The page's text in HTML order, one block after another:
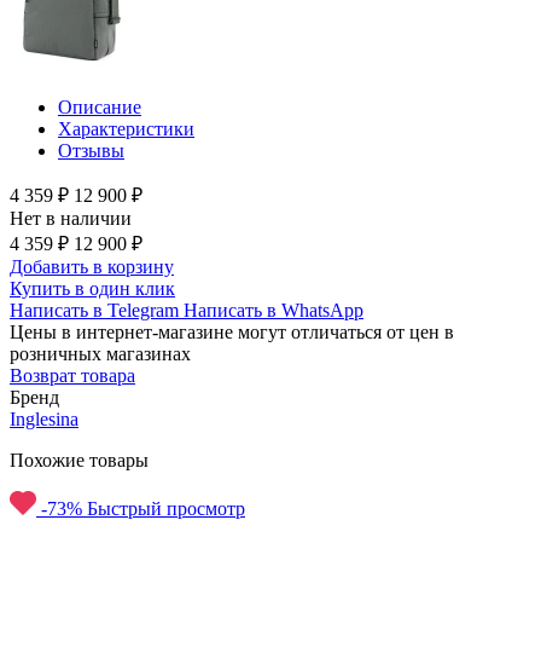
Описание
Характеристики
Отзывы
4 359 ₽ 12 900 ₽
Нет в наличии
4 359 ₽ 12 900 ₽
Добавить в корзину
Купить в один клик
Написать в Telegram Написать в WhatsApp
Цены в интернет-магазине могут отличаться от цен в
розничных магазинах
Возврат товара
Бренд
Inglesina
Похожие товары
-73% Быстрый просмотр